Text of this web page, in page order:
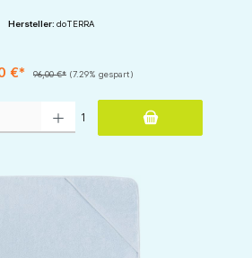
Hersteller: doTERRA
€* 96,00 €* (7.29% gespart)
1